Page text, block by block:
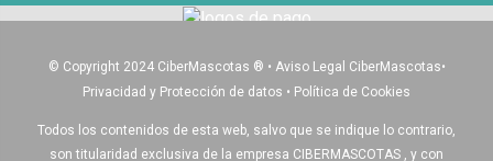
© Copyright 2024 CiberMascotas ® • Aviso Legal CiberMascotas•
Privacidad y Protección de datos • Política de Cookies
Todos los contenidos de esta web, salvo que se indique lo contrario,
son titularidad exclusiva de la empresa CIBERMASCOTAS , y con